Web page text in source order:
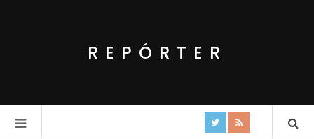
REPÓRTER